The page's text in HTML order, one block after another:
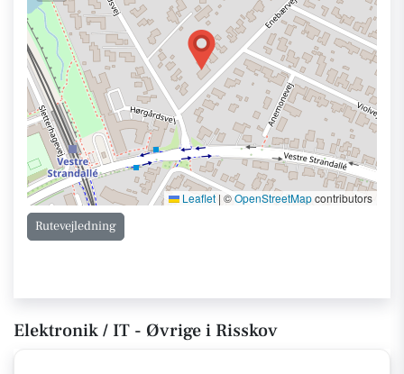
Leaflet | ©OpenStreetMapcontributors
Rutevejledning
Elektronik / IT - Øvrige i Risskov